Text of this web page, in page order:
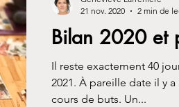
Bilan 2020 et
Il reste exactement 40
2021. À pareille date il y
cours de buts. Un...
21 nov. 2020
2 min de